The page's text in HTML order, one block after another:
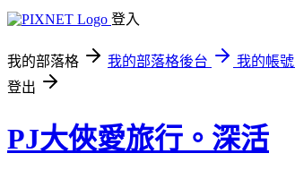
登入
我的部落格 我的部落格後台
我的帳號
登出
PJ大俠愛旅行。深活